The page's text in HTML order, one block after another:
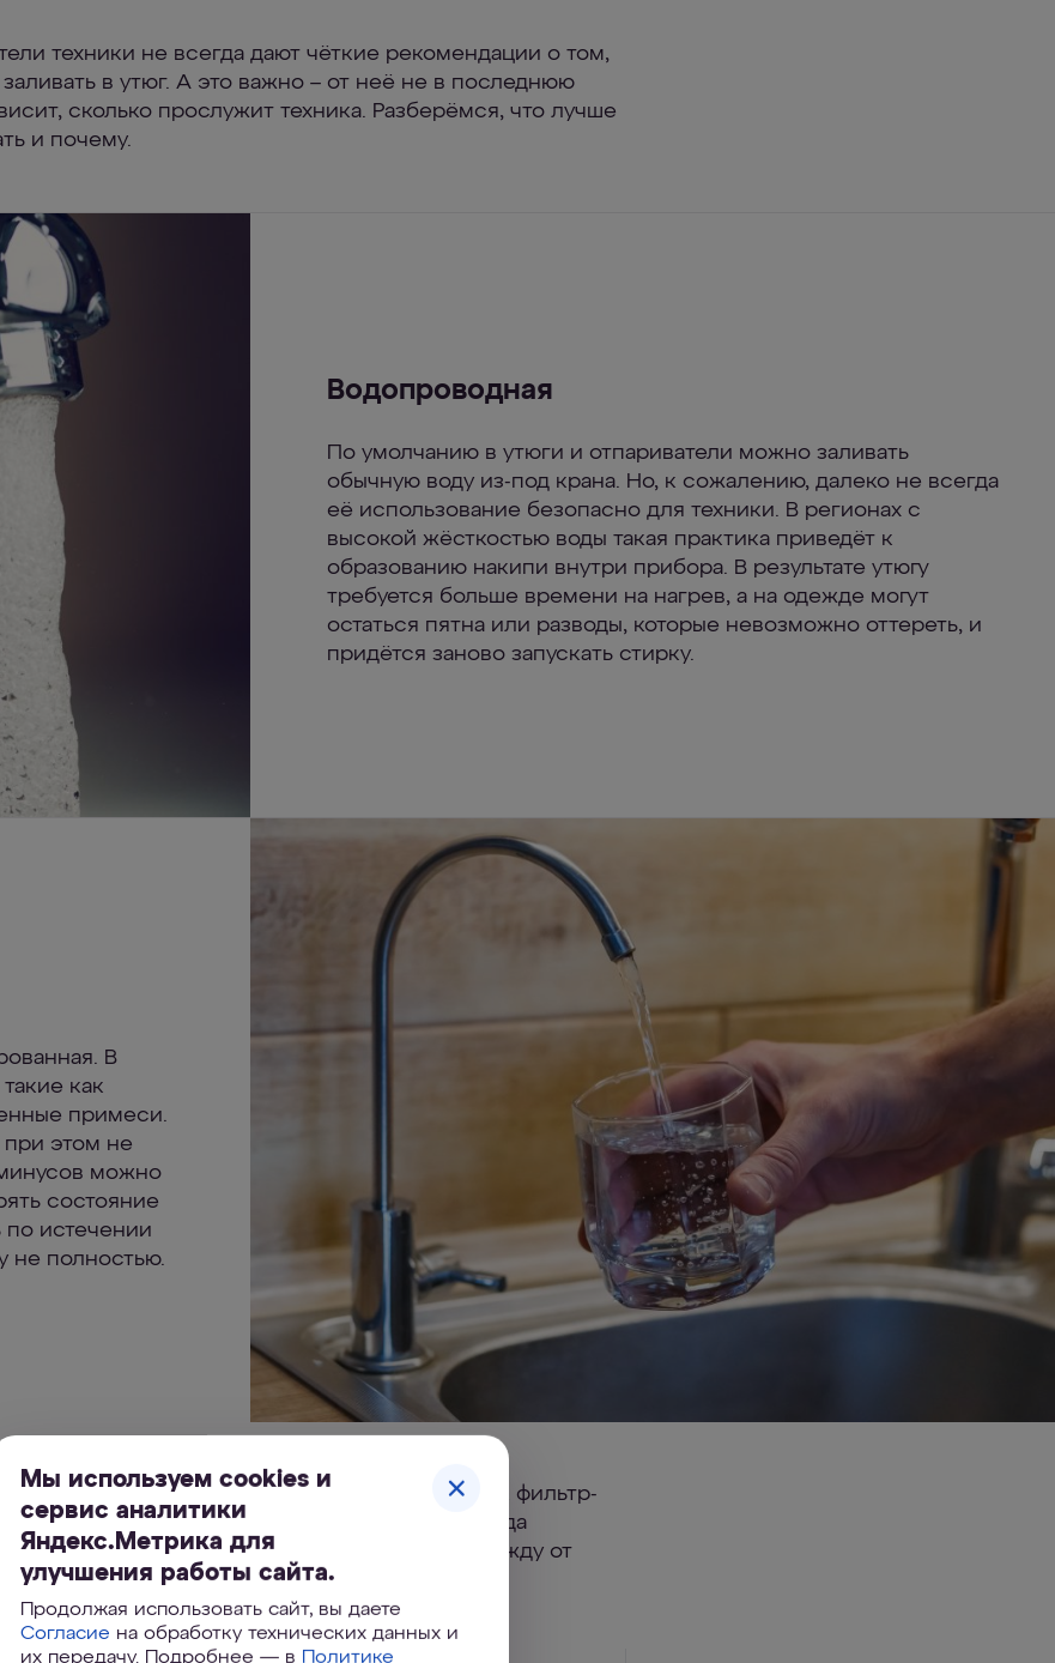
техники не всегда дают чёткие рекомендации о том,
заливать в утюг. А это важно – от неё не в последнюю
сколько прослужит техника. Разберёмся, что лучше
и почему.
Водопроводная
По умолчанию в утюги и отпариватели можно заливать
обычную воду из-под крана. Но, к сожалению, далеко не всегда
её использование безопасно для техники. В регионах с
высокой жёсткостью воды такая практика приведёт к
образованию накипи внутри прибора. В результате утюгу
требуется больше времени на нагрев, а на одежде могут
остаться пятна или разводы, которые невозможно оттереть, и
придётся заново запускать стирку.
В
как
примеси.
этом не
можно
состояние
по истечении
не полностью.
отпаривателей подходит вода, очищенная как фильтр-
и обратноосмотической системой. Такая вода
службы техники, а также убережёт вашу одежду от
Мы используем cookies и
сервис аналитики
Яндекс.Метрика для
улучшения работы сайта.
Продолжая использовать сайт, вы даете
Согласие на обработку технических данных и
их передачу. Подробнее — в Политике